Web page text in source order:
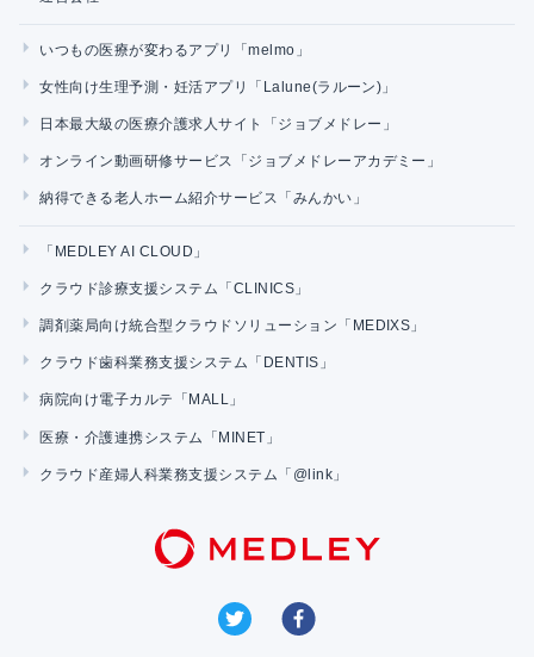
いつもの医療が変わるアプリ「melmo」
女性向け生理予測・妊活アプリ「Lalune(ラルーン)」
日本最大級の医療介護求人サイト「ジョブメドレー」
オンライン動画研修サービス「ジョブメドレーアカデミー」
納得できる老人ホーム紹介サービス「みんかい」
「MEDLEY AI CLOUD」
クラウド診療支援システム「CLINICS」
調剤薬局向け統合型クラウドソリューション「MEDIXS」
クラウド歯科業務支援システム「DENTIS」
病院向け電子カルテ「MALL」
医療・介護連携システム「MINET」
クラウド産婦人科業務支援システム「@link」